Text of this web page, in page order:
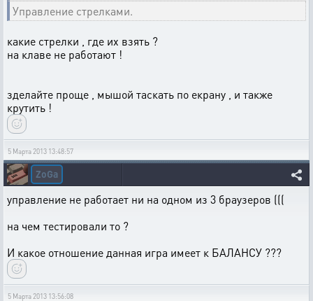
Управление стрелками.
какие стрелки , где их взять ?
на клаве не работают !
зделайте проще , мышой таскать по екрану , и также
крутить !
5 Марта 2013 13:48:57
ZoGa
управление не работает ни на одном из 3 браузеров (((
на чем тестировали то ?
И какое отношение данная игра имеет к БАЛАНСУ ???
5 Марта 2013 13:56:08